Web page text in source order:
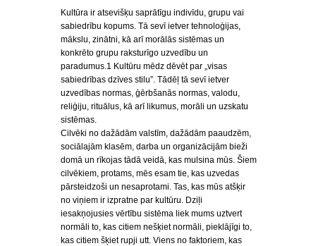
Kultūra ir atsevišķu saprātīgu indivīdu, grupu vai
sabiedrību kopums. Tā sevī ietver tehnoloģijas,
mākslu, zinātni, kā arī morālās sistēmas un
konkrēto grupu raksturīgo uzvedību un
paradumus.1 Kultūru mēdz dēvēt par „visas
sabiedrības dzīves stilu”. Tādēļ tā sevī ietver
uzvedības normas, ģērbšanās normas, valodu,
reliģiju, rituālus, kā arī likumus, morāli un uzskatu
sistēmas.
Cilvēki no dažādām valstīm, dažādām paaudzēm,
sociālajām klasēm, darba un organizācijām bieži
domā un rīkojas tādā veidā, kas mulsina mūs. Šiem
cilvēkiem, protams, mēs esam tie, kas uzvedas
pārsteidzoši un nesaprotami. Tas, kas mūs atšķir
no viņiem ir izpratne par kultūru. Dziļi
iesakņojusies vērtību sistēma liek mums uztvert
normāli to, kas citiem nešķiet normāli, pieklājīgi to,
kas citiem šķiet rupji utt. Viens no faktoriem, kas